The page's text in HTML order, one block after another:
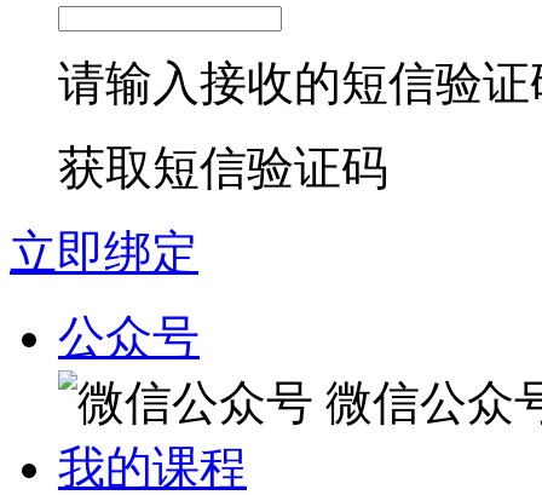
请输入接收的短信验证
获取短信验证码
立即绑定
公众号
微信公众
我的课程